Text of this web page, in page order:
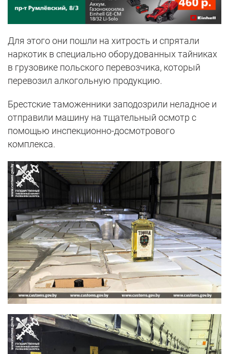
Для этого они пошли на хитрость и спрятали
наркотик в специально оборудованных тайниках
в грузовике польского перевозчика, который
перевозил алкогольную продукцию.
Брестские таможенники заподозрили неладное и
отправили машину на тщательный осмотр с
помощью инспекционно-досмотрового
комплекса.